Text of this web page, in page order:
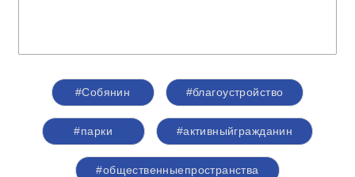
#Собянин #благоустройство
#парки #активныйгражданин
#общественныепространства